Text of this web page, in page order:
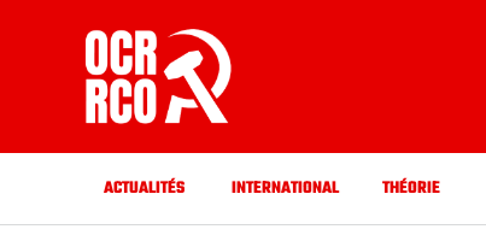
ACTUALITÉS INTERNATIONAL THÉORIE